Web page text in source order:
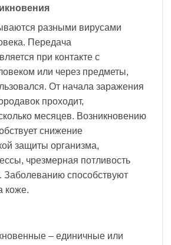
разными вирусами
Передача
при контакте с
или через предметы,
От начала заражения
проходит,
месяцев. Возникновению
снижение
защиты организма,
чрезмерная потливость
Заболеванию способствуют
коже.
– единичные или